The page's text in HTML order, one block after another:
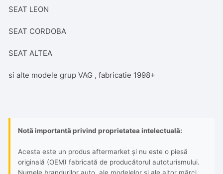
SEAT LEON
SEAT CORDOBA
SEAT ALTEA
si alte modele grup VAG , fabricatie 1998+
Notă importantă privind proprietatea intelectuală:
Acesta este un produs aftermarket și nu este o piesă
originală (OEM) fabricată de producătorul autoturismului.
Numele brandurilor auto, ale modelelor și ale altor mărci